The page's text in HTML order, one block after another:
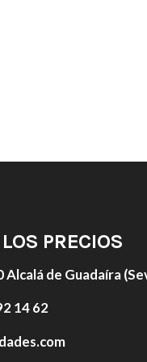
PRECIOS
de Guadaíra
14 62